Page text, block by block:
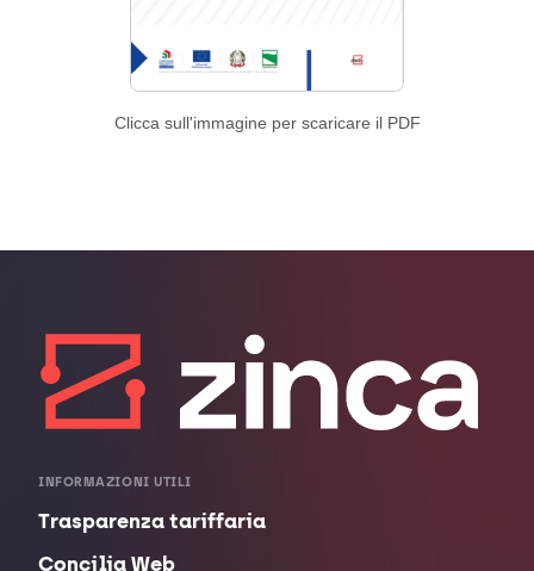
Clicca sull'immagine per scaricare il PDF
INFORMAZIONI UTILI
Trasparenza tariffaria
Concilia Web